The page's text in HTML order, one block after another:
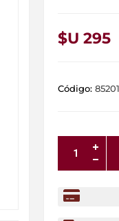
$U 295
Código: 85201